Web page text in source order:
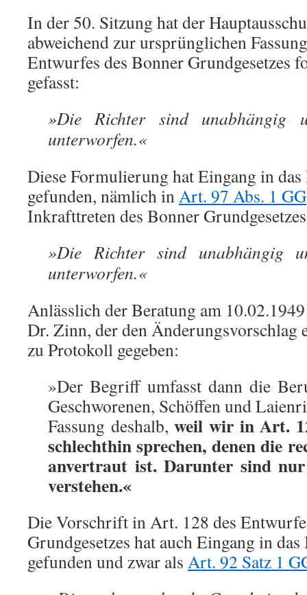
In der 50. Sitzung hat der
abweichend zur ursprünglichen
Entwurfes des Bonner Grundgesetzes
gefasst:
»Die Richter sind unabhängig
unterworfen.«
Diese Formulierung hat Eingang in
gefunden, nämlich inArt. 97 Abs. 1 GG
Inkrafttreten des Bonner
»Die Richter sind unabhängig
unterworfen.«
Anlässlich der Beratung am
Dr. Zinn, der den Änderungsvorschlag
zu Protokoll gegeben:
»Der Begriff umfasst dann die
Geschworenen, Schöffen und
Fassung deshalb,weil wir in Art.
schlechthin sprechen, denen die
anvertraut ist. Darunter sind
verstehen.«
Die Vorschrift in Art. 128 des
Grundgesetzes hat auch Eingang in
gefunden und zwar als Art. 92 Satz 1